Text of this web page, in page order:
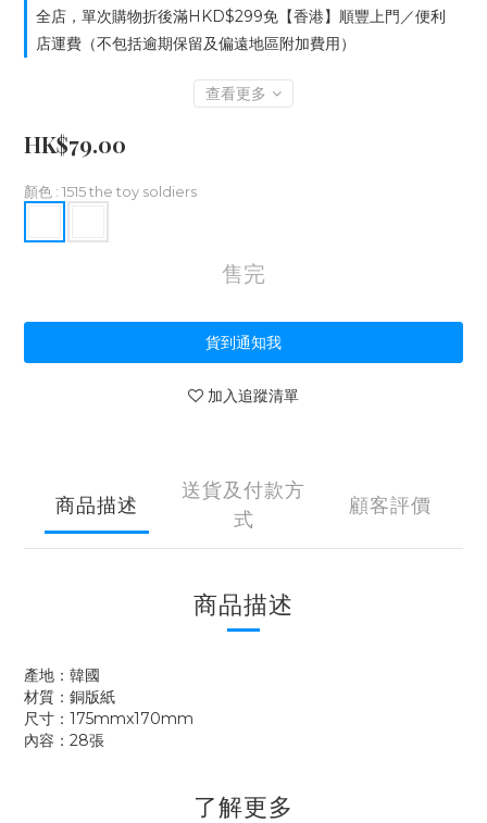
全店，單次購物折後滿HKD$299免【香港】順豐上門／便利
店運費（不包括逾期保留及偏遠地區附加費用）
查看更多
HK$79.00
顏色 : 1515 the toy soldiers
售完
貨到通知我
加入追蹤清單
商品描述
送貨及付款方
式
顧客評價
商品描述
產地：韓國
材質：銅版紙
尺寸：175mmx170mm
內容：28張
了解更多